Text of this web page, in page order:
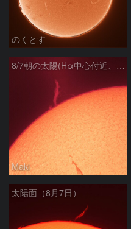
のくとす
8/7朝の太陽(Hα中心付近、プロミネンス)
Maki
太陽面（8月7日）